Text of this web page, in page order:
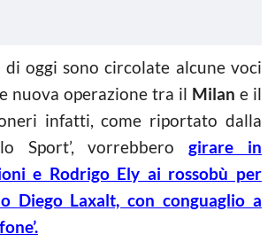
oggi sono circolate alcune voci
nuova operazione tra il Milan e il
infatti, come riportato dalla
Sport’, vorrebberogirare in
e Rodrigo Ely ai rossobù per
Diego Laxalt, con conguaglio a